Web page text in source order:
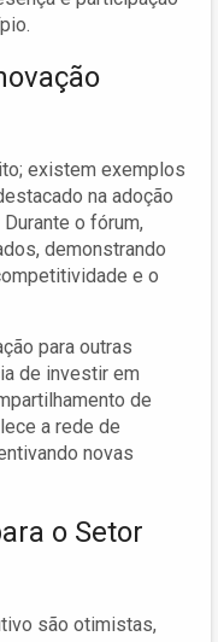
existem exemplos
na adoção
o fórum,
demonstrando
e o
para outras
de investir em
de
a rede de
novas
o Setor
são otimistas,